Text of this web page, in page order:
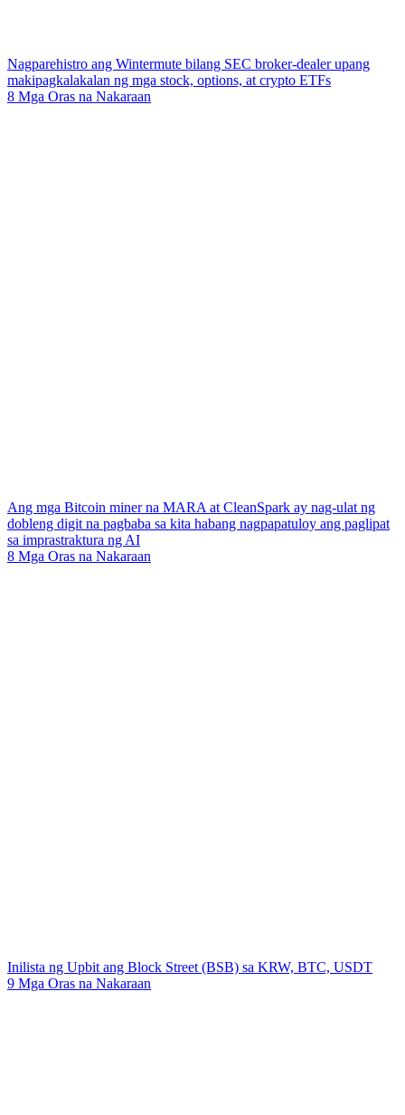
Nagparehistro ang Wintermute bilang SEC broker-dealer upang
makipagkalakalan ng mga stock, options, at crypto ETFs
8 Mga Oras na Nakaraan
Ang mga Bitcoin miner na MARA at CleanSpark ay nag-ulat ng
dobleng digit na pagbaba sa kita habang nagpapatuloy ang paglipat
sa imprastraktura ng AI
8 Mga Oras na Nakaraan
Inilista ng Upbit ang Block Street (BSB) sa KRW, BTC, USDT
9 Mga Oras na Nakaraan